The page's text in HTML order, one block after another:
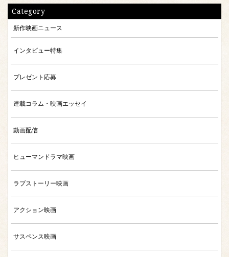
Category
新作映画ニュース
インタビュー特集
プレゼント応募
連載コラム・映画エッセイ
動画配信
ヒューマンドラマ映画
ラブストーリー映画
アクション映画
サスペンス映画